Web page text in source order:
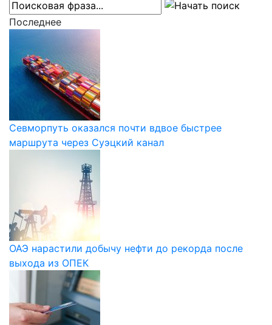
Последнее
Севморпуть оказался почти вдвое быстрее
маршрута через Суэцкий канал
ОАЭ нарастили добычу нефти до рекорда после
выхода из ОПЕК